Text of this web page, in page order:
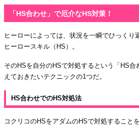
「HS合わせ」で厄介なHS対策！
ヒーローによっては、状況を一瞬でひっくり
ヒーロースキル（HS）。
そのHSを自分のHSで対処するという「HS
えておきたいテクニックの1つだ。
HS合わせでのHS対処法
コクリコのHSをアダムのHSで対処すること